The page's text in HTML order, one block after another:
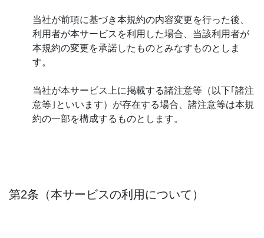
当社が前項に基づき本規約の内容変更を行った後、
利用者が本サービスを利用した場合、当該利用者が
本規約の変更を承諾したものとみなすものとしま
す。
当社が本サービス上に掲載する諸注意等（以下｢諸注
意等｣といいます）が存在する場合、諸注意等は本規
約の一部を構成するものとします。
第2条（本サービスの利用について）